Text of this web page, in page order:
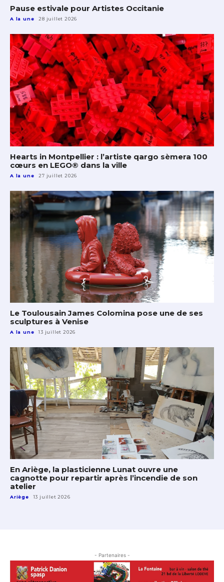
Pause estivale pour Artistes Occitanie
A la une 28 juillet 2026
Hearts in Montpellier : l’artiste qargo sèmera 100
cœurs en LEGO® dans la ville
A la une 27 juillet 2026
Le Toulousain James Colomina pose une de ses
sculptures à Venise
A la une 13 juillet 2026
En Ariège, la plasticienne Lunat ouvre une
cagnotte pour repartir après l’incendie de son
atelier
Ariège 13 juillet 2026
- Partenaires -